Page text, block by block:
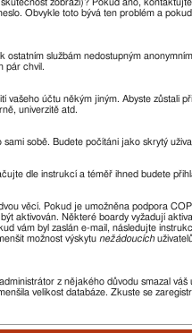
zobrazí)? Pokud ano,
Obvykle toto bývá ten problém a
službám nedostupným
pár chvil.
účtu někým jiným. Abyste zůstali
univerzitě atd.
sobě. Budete počítáni jako skrytý
dle instrukcí a téměř ihned budete
věcí. Pokud je umožněna podpora
aktivován. Některé boardy vyžadují
vám byl zaslán e-mail, následujte
možnost výskytu nežádoucích
z nějakého důvodu smazal
velikost databáze. Zkuste se